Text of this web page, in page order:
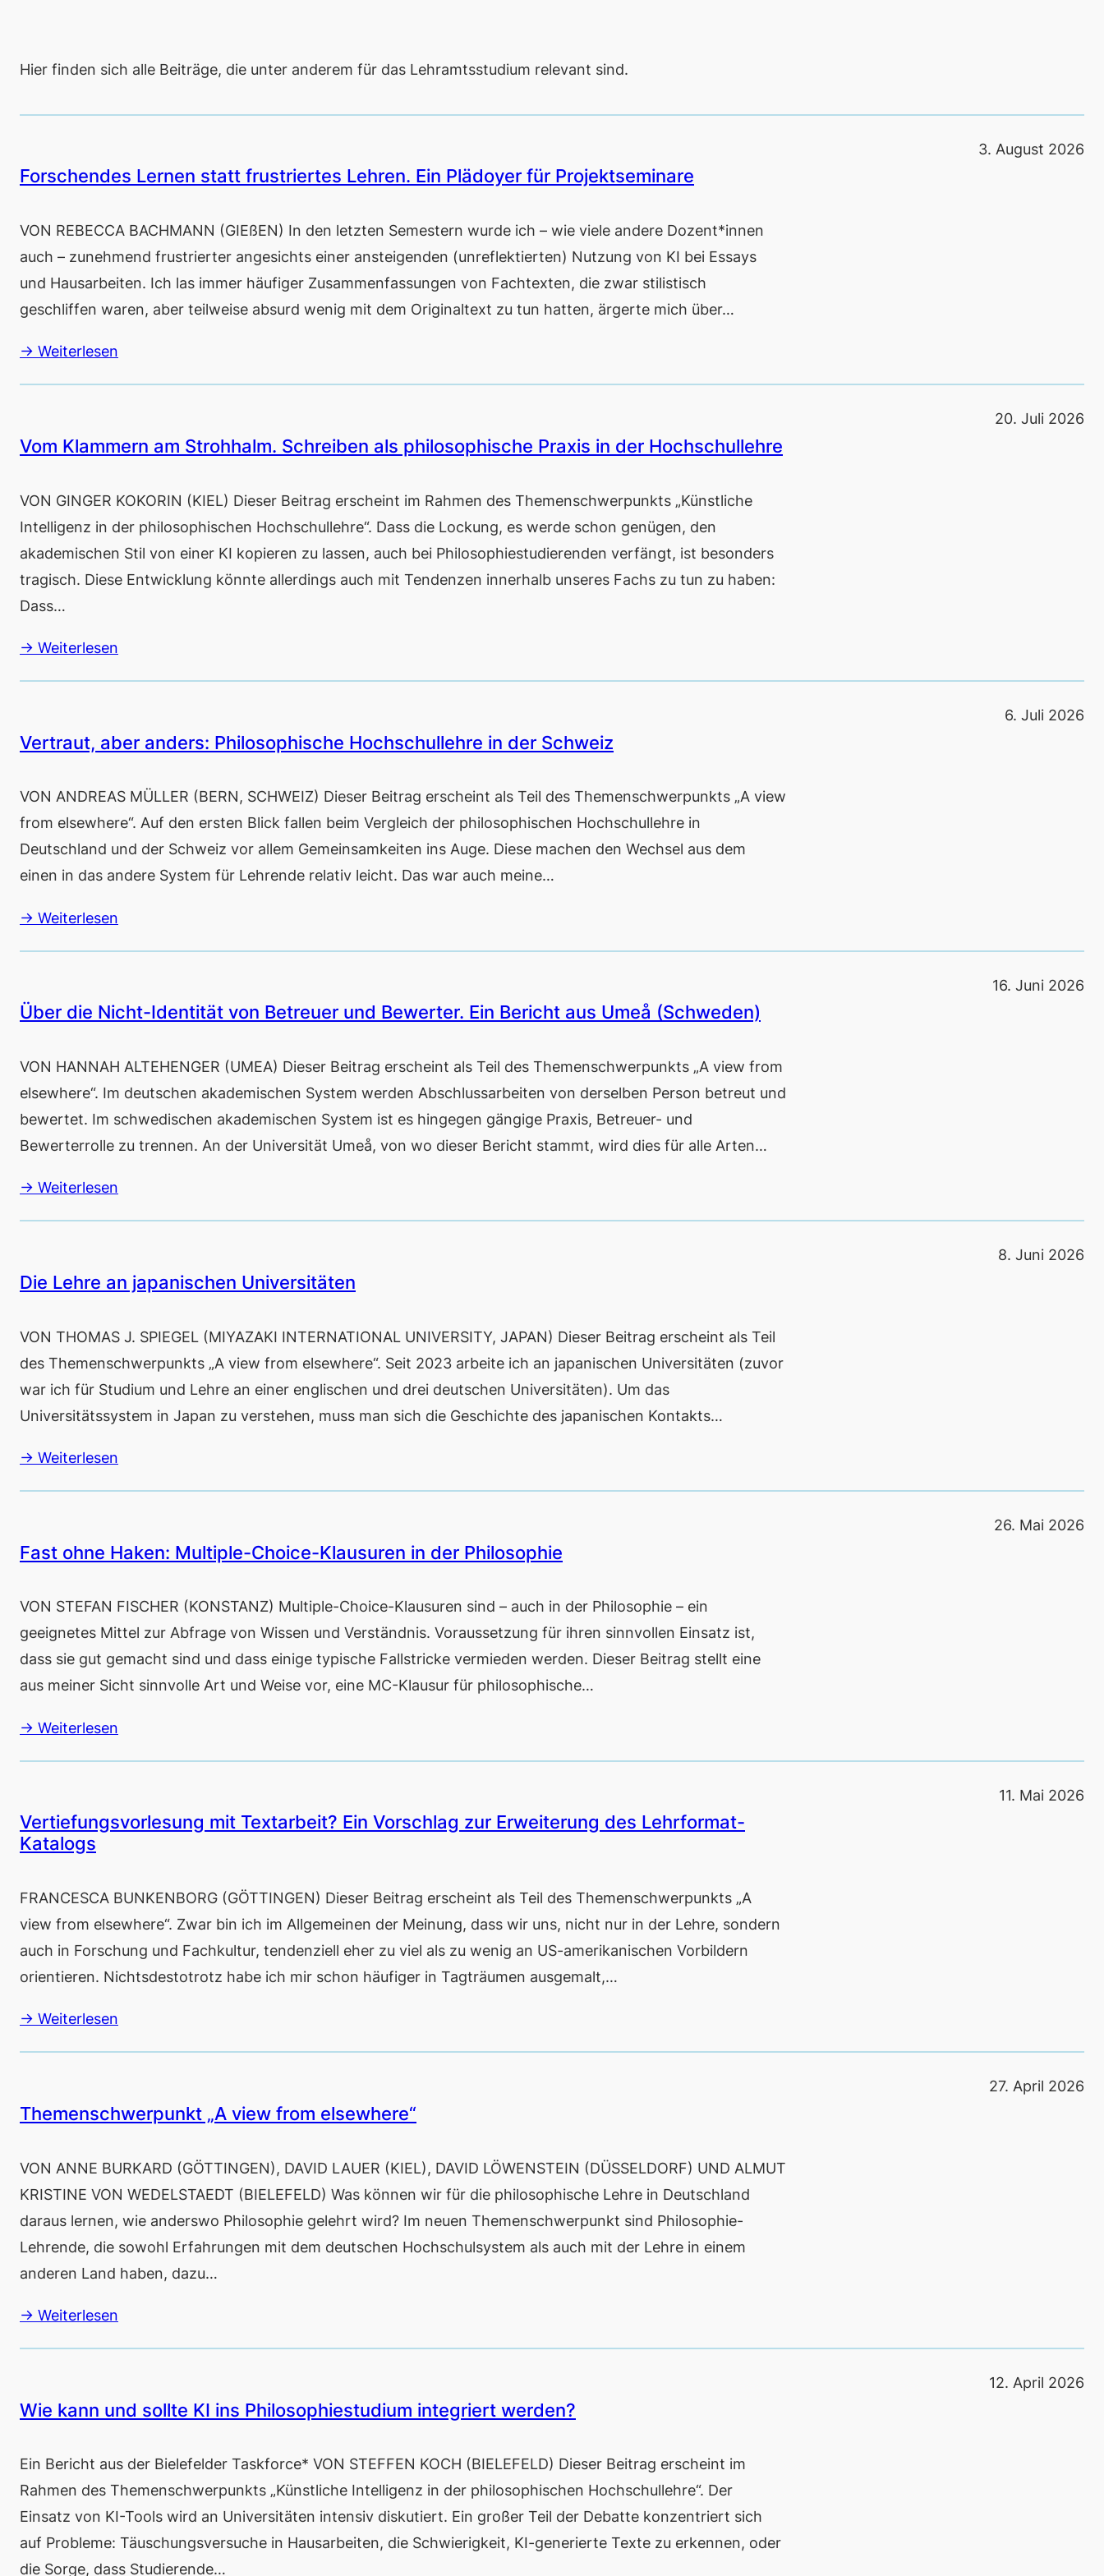
Hier finden sich alle Beiträge, die unter anderem für das Lehramtsstudium relevant sind.
Forschendes Lernen statt frustriertes Lehren. Ein Plädoyer für Projektseminare
VON REBECCA BACHMANN (GIEßEN) In den letzten Semestern wurde ich – wie viele andere Dozent*innen
auch – zunehmend frustrierter angesichts einer ansteigenden (unreflektierten) Nutzung von KI bei Essays
und Hausarbeiten. Ich las immer häufiger Zusammenfassungen von Fachtexten, die zwar stilistisch
geschliffen waren, aber teilweise absurd wenig mit dem Originaltext zu tun hatten, ärgerte mich über…
→ Weiterlesen
3. August 2026
Vom Klammern am Strohhalm. Schreiben als philosophische Praxis in der Hochschullehre
VON GINGER KOKORIN (KIEL) Dieser Beitrag erscheint im Rahmen des Themenschwerpunkts „Künstliche
Intelligenz in der philosophischen Hochschullehre“. Dass die Lockung, es werde schon genügen, den
akademischen Stil von einer KI kopieren zu lassen, auch bei Philosophiestudierenden verfängt, ist besonders
tragisch. Diese Entwicklung könnte allerdings auch mit Tendenzen innerhalb unseres Fachs zu tun zu haben:
Dass…
→ Weiterlesen
20. Juli 2026
Vertraut, aber anders: Philosophische Hochschullehre in der Schweiz
VON ANDREAS MÜLLER (BERN, SCHWEIZ) Dieser Beitrag erscheint als Teil des Themenschwerpunkts „A view
from elsewhere“. Auf den ersten Blick fallen beim Vergleich der philosophischen Hochschullehre in
Deutschland und der Schweiz vor allem Gemeinsamkeiten ins Auge. Diese machen den Wechsel aus dem
einen in das andere System für Lehrende relativ leicht. Das war auch meine…
→ Weiterlesen
6. Juli 2026
Über die Nicht-Identität von Betreuer und Bewerter. Ein Bericht aus Umeå (Schweden)
VON HANNAH ALTEHENGER (UMEA) Dieser Beitrag erscheint als Teil des Themenschwerpunkts „A view from
elsewhere“. Im deutschen akademischen System werden Abschlussarbeiten von derselben Person betreut und
bewertet. Im schwedischen akademischen System ist es hingegen gängige Praxis, Betreuer- und
Bewerterrolle zu trennen. An der Universität Umeå, von wo dieser Bericht stammt, wird dies für alle Arten…
→ Weiterlesen
16. Juni 2026
Die Lehre an japanischen Universitäten
VON THOMAS J. SPIEGEL (MIYAZAKI INTERNATIONAL UNIVERSITY, JAPAN) Dieser Beitrag erscheint als Teil
des Themenschwerpunkts „A view from elsewhere“. Seit 2023 arbeite ich an japanischen Universitäten (zuvor
war ich für Studium und Lehre an einer englischen und drei deutschen Universitäten). Um das
Universitätssystem in Japan zu verstehen, muss man sich die Geschichte des japanischen Kontakts…
→ Weiterlesen
8. Juni 2026
Fast ohne Haken: Multiple-Choice-Klausuren in der Philosophie
VON STEFAN FISCHER (KONSTANZ) Multiple-Choice-Klausuren sind – auch in der Philosophie – ein
geeignetes Mittel zur Abfrage von Wissen und Verständnis. Voraussetzung für ihren sinnvollen Einsatz ist,
dass sie gut gemacht sind und dass einige typische Fallstricke vermieden werden. Dieser Beitrag stellt eine
aus meiner Sicht sinnvolle Art und Weise vor, eine MC-Klausur für philosophische…
→ Weiterlesen
26. Mai 2026
Vertiefungsvorlesung mit Textarbeit? Ein Vorschlag zur Erweiterung des Lehrformat-
Katalogs
FRANCESCA BUNKENBORG (GÖTTINGEN) Dieser Beitrag erscheint als Teil des Themenschwerpunkts „A
view from elsewhere“. Zwar bin ich im Allgemeinen der Meinung, dass wir uns, nicht nur in der Lehre, sondern
auch in Forschung und Fachkultur, tendenziell eher zu viel als zu wenig an US-amerikanischen Vorbildern
orientieren. Nichtsdestotrotz habe ich mir schon häufiger in Tagträumen ausgemalt,…
→ Weiterlesen
11. Mai 2026
Themenschwerpunkt „A view from elsewhere“
VON ANNE BURKARD (GÖTTINGEN), DAVID LAUER (KIEL), DAVID LÖWENSTEIN (DÜSSELDORF) UND ALMUT
KRISTINE VON WEDELSTAEDT (BIELEFELD) Was können wir für die philosophische Lehre in Deutschland
daraus lernen, wie anderswo Philosophie gelehrt wird? Im neuen Themenschwerpunkt sind Philosophie-
Lehrende, die sowohl Erfahrungen mit dem deutschen Hochschulsystem als auch mit der Lehre in einem
anderen Land haben, dazu…
→ Weiterlesen
27. April 2026
Wie kann und sollte KI ins Philosophiestudium integriert werden?
Ein Bericht aus der Bielefelder Taskforce* VON STEFFEN KOCH (BIELEFELD) Dieser Beitrag erscheint im
Rahmen des Themenschwerpunkts „Künstliche Intelligenz in der philosophischen Hochschullehre“. Der
Einsatz von KI-Tools wird an Universitäten intensiv diskutiert. Ein großer Teil der Debatte konzentriert sich
auf Probleme: Täuschungsversuche in Hausarbeiten, die Schwierigkeit, KI-generierte Texte zu erkennen, oder
die Sorge, dass Studierende…
12. April 2026